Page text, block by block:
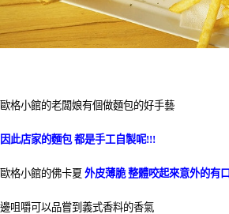
歐格小館的老闆娘有個做麵包的好手藝
因此店家的麵包 都是手工自製呢!!!
歐格小館的佛卡夏 外皮薄脆 整體咬起來意外的有
邊咀嚼可以品嘗到義式香料的香氣